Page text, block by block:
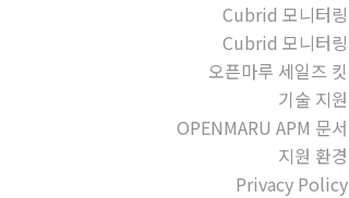
Cubrid 모니터링
Cubrid 모니터링
오픈마루 세일즈 킷
기술 지원
OPENMARU APM 문서
지원 환경
Privacy Policy